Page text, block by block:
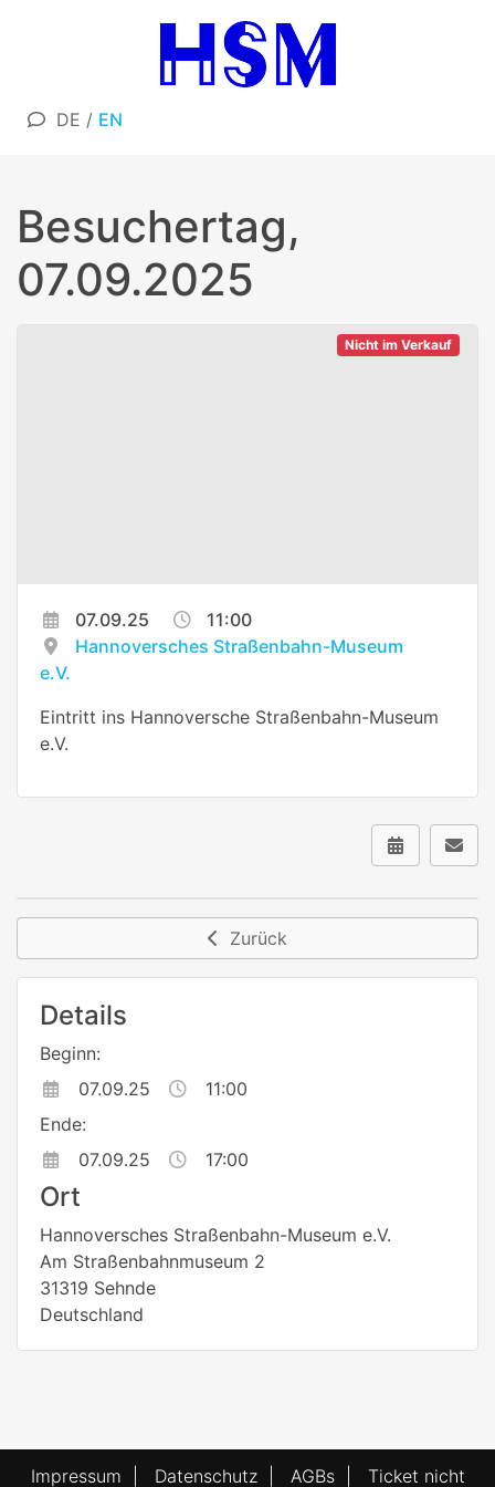
DE / EN
Besuchertag,
07.09.2025
Nicht im Verkauf
07.09.25
11:00
Hannoversches Straßenbahn-Museum
e.V.
Eintritt ins Hannoversche Straßenbahn-Museum
e.V.
Zurück
Details
Beginn:
07.09.25
11:00
Ende:
07.09.25
17:00
Ort
Hannoversches Straßenbahn-Museum e.V.
Am Straßenbahnmuseum 2
31319 Sehnde
Deutschland
Impressum Datenschutz| AGBs| Ticket nicht